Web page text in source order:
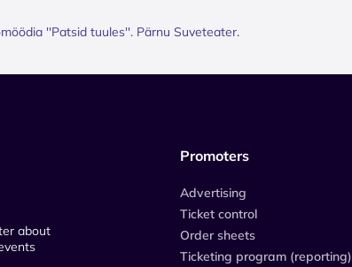
''Patsid tuules''. Pärnu Suveteater.
about
Promoters
Advertising
Ticket control
Order sheets
Ticketing program (reporting)